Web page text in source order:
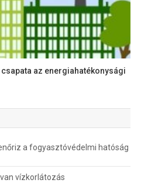
az energiahatékonysági
a fogyasztóvédelmi hatóság
vízkorlátozás